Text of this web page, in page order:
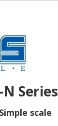
N Series
scale